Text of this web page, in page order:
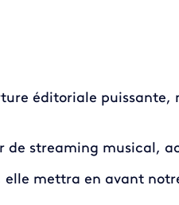
éditoriale
de streaming musical,
elle mettra en avant